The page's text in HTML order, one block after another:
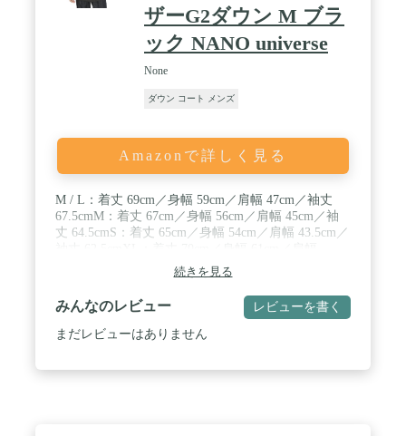
ザーG2ダウン M ブラ
ック NANO universe
None
ダウン コート メンズ
Amazonで詳しく見る
M / L：着丈 69cm／身幅 59cm／肩幅 47cm／袖丈
67.5cmM：着丈 67cm／身幅 56cm／肩幅 45cm／袖
丈 64.5cmS：着丈 65cm／身幅 54cm／肩幅 43.5cm／
48.5cm／袖丈 68.5cm / 『西川ダウンの定番モデルか
ら上品なレザーダウンが登場』西川ダウン(R)の代
表モデルG2をレザーダウンにアレンジした特別な1
着。 最大限まで軽量化に配慮し、 しっとりと柔ら
かさが特徴のラムレザーを採用。 裾、袖口のゴムシ
続きを見る
みんなのレビュー レビューを書く
まだレビューはありません